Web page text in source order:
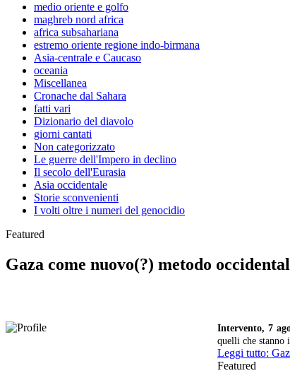
medio oriente e golfo
maghreb nord africa
africa subsahariana
estremo oriente regione indo-birmana
Asia-centrale e Caucaso
oceania
Miscellanea
Cronache dal Sahara
fatti vari
Dizionario del diavolo
giorni cantati
Non categorizzato
Le guerre dell'Impero in declino
Il secolo dell'Eurasia
Asia occidentale
Storie sconvenienti
I volti oltre i numeri del genocidio
Featured
Gaza come nuovo(?) metodo
Intervento, 7
quelli che stanno
Leggi tutto:
Featured